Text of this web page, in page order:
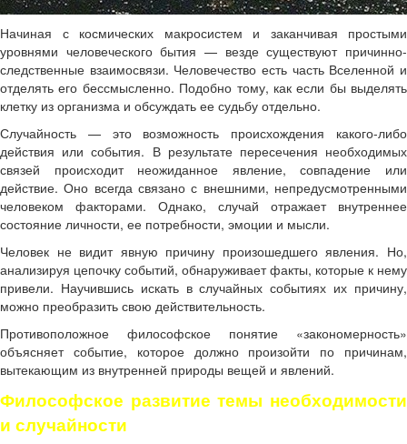
Начиная с космических макросистем и заканчивая простыми
уровнями человеческого бытия — везде существуют причинно-
следственные взаимосвязи. Человечество есть часть Вселенной и
отделять его бессмысленно. Подобно тому, как если бы выделять
клетку из организма и обсуждать ее судьбу отдельно.
Случайность — это возможность происхождения какого-либо
действия или события. В результате пересечения необходимых
связей происходит неожиданное явление, совпадение или
действие. Оно всегда связано с внешними, непредусмотренными
человеком факторами. Однако, случай отражает внутреннее
состояние личности, ее потребности, эмоции и мысли.
Человек не видит явную причину произошедшего явления. Но,
анализируя цепочку событий, обнаруживает факты, которые к нему
привели. Научившись искать в случайных событиях их причину,
можно преобразить свою действительность.
Противоположное философское понятие «закономерность»
объясняет событие, которое должно произойти по причинам,
вытекающим из внутренней природы вещей и явлений.
Философское развитие темы необходимости
и случайности